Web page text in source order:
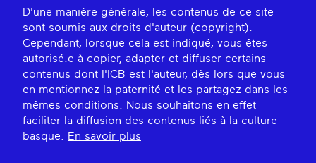
D'une manière générale, les contenus de ce site
sont soumis aux droits d'auteur (copyright).
Cependant, lorsque cela est indiqué, vous êtes
autorisé.e à copier, adapter et diffuser certains
contenus dont l'ICB est l'auteur, dès lors que vous
en mentionnez la paternité et les partagez dans les
mêmes conditions. Nous souhaitons en effet
faciliter la diffusion des contenus liés à la culture
basque.
En savoir plus